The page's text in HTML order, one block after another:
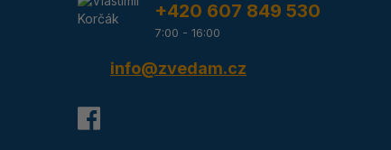
+420 607 849 530
7:00 - 16:00
info@zvedam.cz